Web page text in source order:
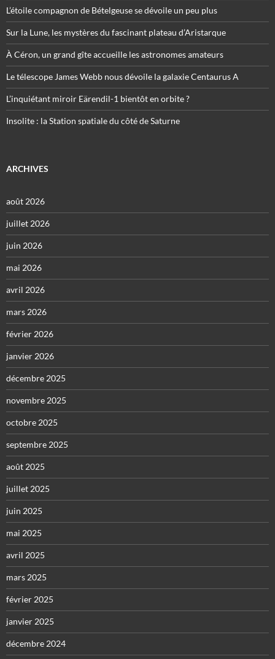
L’étoile compagnon de Bételgeuse se dévoile un peu plus
Sur la Lune, les mystères du fascinant plateau d’Aristarque
À Céron, un grand gîte accueille les astronomes amateurs
Le télescope James Webb nous dévoile la galaxie Centaurus A
L’inquiétant miroir Eärendil-1 bientôt en orbite ?
Insolite : la Station spatiale du côté de Saturne
ARCHIVES
août 2026
juillet 2026
juin 2026
mai 2026
avril 2026
mars 2026
février 2026
janvier 2026
décembre 2025
novembre 2025
octobre 2025
septembre 2025
août 2025
juillet 2025
juin 2025
mai 2025
avril 2025
mars 2025
février 2025
janvier 2025
décembre 2024